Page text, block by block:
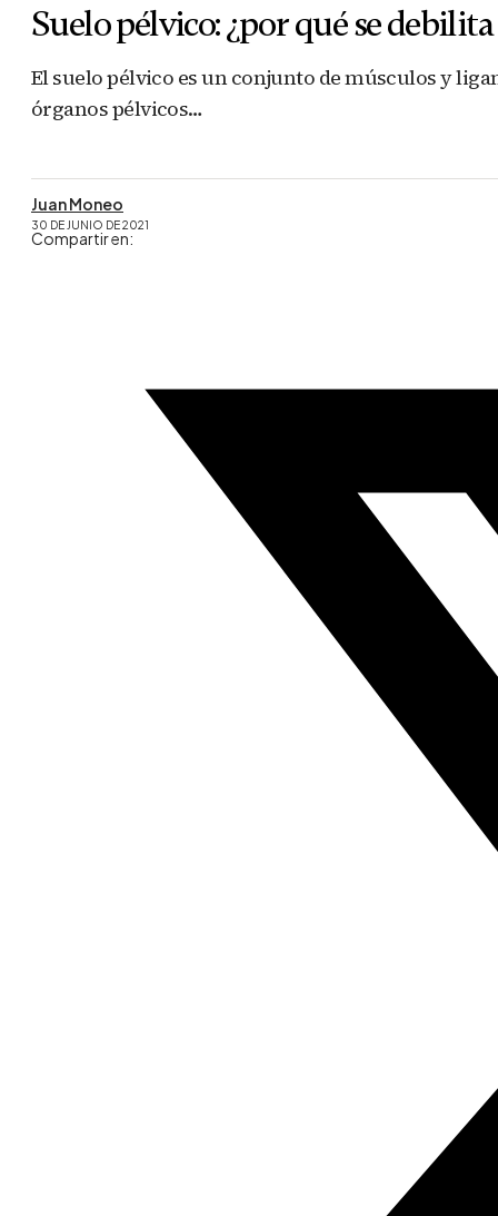
Suelo pélvico: ¿por qué se
El suelo pélvico es un conjunto de músculos y
órganos pélvicos…
Juan Moneo
30 DE JUNIO DE 2021
Compartir en: